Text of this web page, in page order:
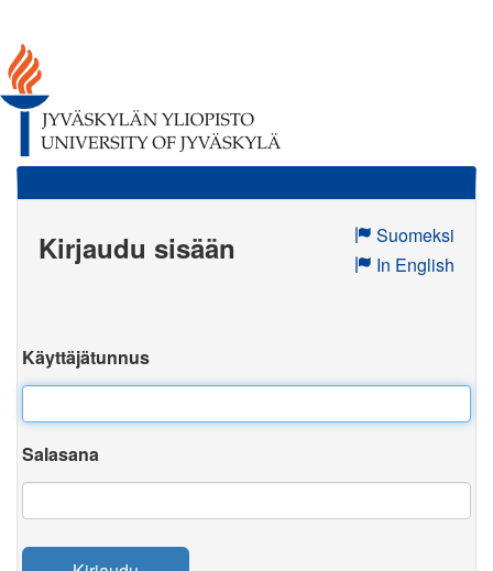
Suomeksi
In English
Kirjaudu sisään
Käyttäjätunnus
Salasana